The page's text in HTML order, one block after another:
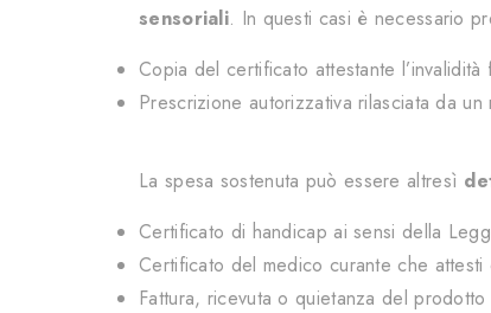
sensoriali. In questi casi è necessario
Copia del certificato attestante l’invalidità
Prescrizione autorizzativa rilasciata da
La spesa sostenuta può essere altresì
Certificato di handicap ai sensi della
Certificato del medico curante che
Fattura, ricevuta o quietanza del prodotto